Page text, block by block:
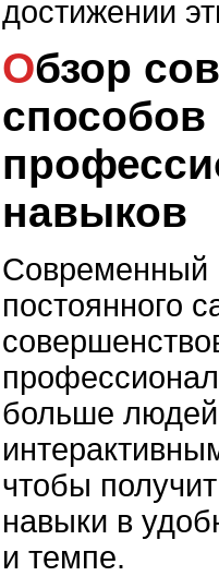
достижении
Обзор современных
способов
навыков
Современный
постоянного
больше
чтобы
навыки в
и темпе.